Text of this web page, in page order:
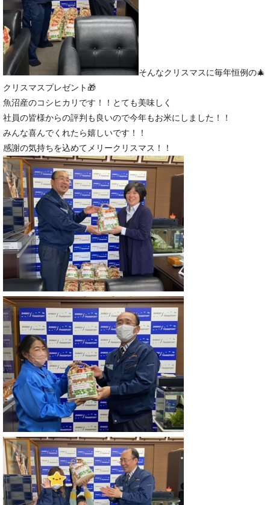
そんなクリスマスに毎年恒例の🎄
クリスマスプレゼント🎁
魚沼産のコシヒカリです！！とても美味しく
社員の皆様からの評判も良いので今年もお米にしました！！
みんな喜んでくれたら嬉しいです！！
感謝の気持ちを込めてメリークリスマス！！